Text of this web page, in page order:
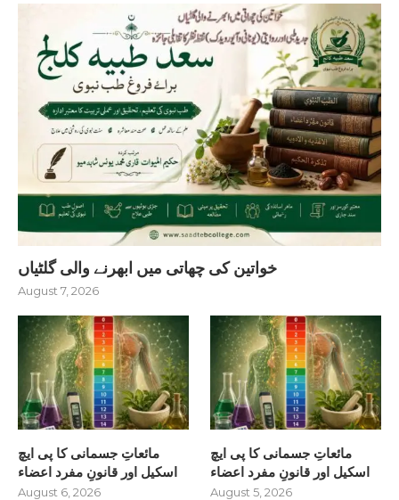
خواتین کی چھاتی میں ابھرنے والی گلٹیاں
August 7, 2026
مائعاتِ جسمانی کا پی ایچ
اسکیل اور قانونِ مفرد اعضاء
August 6, 2026
مائعاتِ جسمانی کا پی ایچ
اسکیل اور قانونِ مفرد اعضاء
August 5, 2026